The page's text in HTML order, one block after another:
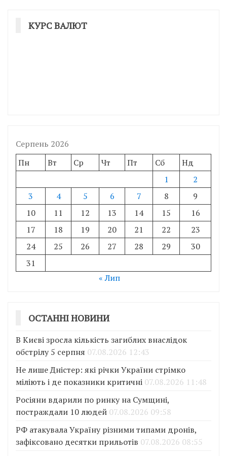
КУРС ВАЛЮТ
Серпень 2026
Пн
Вт Ср Чт Пт Сб
Нд
1
2
3
4 5 6 7 8
9
10
11 12 13 14 15
16
17
18 19 20 21 22
23
24
25 26 27 28 29
30
31
« Лип
ОСТАННІ НОВИНИ
В Києві зросла кількість загиблих внаслідок
обстрілу 5 серпня 07.08.2026 12:43
Не лише Дністер: які річки України стрімко
міліють і де показники критичні 07.08.2026 11:48
Росіяни вдарили по ринку на Сумщині,
постраждали 10 людей 07.08.2026 09:58
РФ атакувала Україну різними типами дронів,
зафіксовано десятки прильотів 07.08.2026 08:55